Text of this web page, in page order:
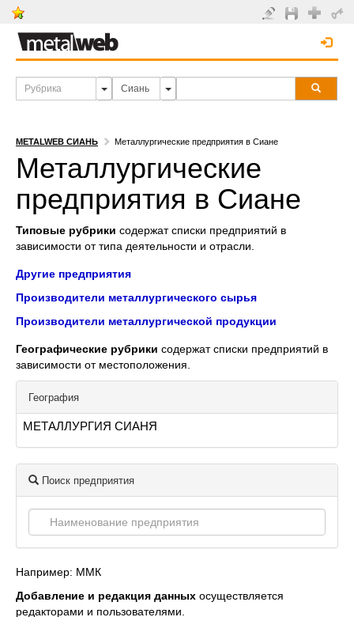
METALWEB СИАНЬ Металлургические предприятия в Сиане
Металлургические
предприятия в Сиане
Типовые рубрики содержат списки предприятий в
зависимости от типа деятельности и отрасли.
Другие предприятия
Производители металлургического сырья
Производители металлургической продукции
Географические рубрики содержат списки предприятий в
зависимости от местоположения.
География
МЕТАЛЛУРГИЯ СИАНЯ
Поиск предприятия
Например: ММК
Добавление и редакция данных осуществляется
редакторами и пользователями.